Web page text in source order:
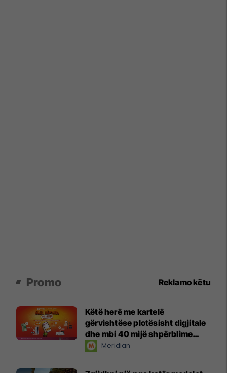
Promo Reklamo këtu
Këtë herë me kartelë
gërvishtëse plotësisht digjitale
dhe mbi 40 mijë shpërblime
instant!Meridian